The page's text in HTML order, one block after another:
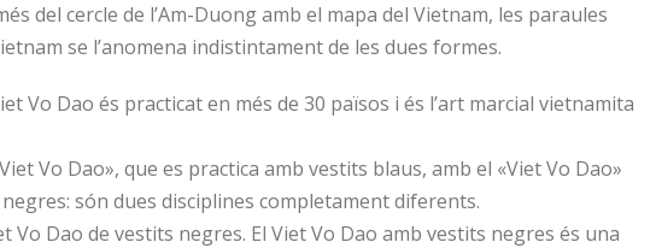
del cercle de l’Am-Duong amb el mapa del Vietnam, les paraules
se l’anomena indistintament de les dues formes.
Vo Dao és practicat en més de 30 països i és l’art marcial vietnamita
Vo Dao», que es practica amb vestits blaus, amb el «Viet Vo Dao»
són dues disciplines completament diferents.
Vo Dao de vestits negres. El Viet Vo Dao amb vestits negres és una